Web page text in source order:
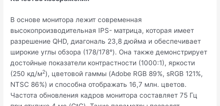
В основе монитора лежит современная
высокопроизводительная IPS- матрица, которая имеет
разрешение QHD, диагональ 23,8 дюйма и обеспечивает
широкие углы обзора (178/178°). Она также демонстрирует
достойные показатели контрастности (1000:1), яркости
(250 кд/м2), цветовой гаммы (Adobe RGB 89%, sRGB 121%,
NTSC 86%) и способна отображать 16,7 млн. цветов.
Частота обновления кадров монитора составляет 75 Гц